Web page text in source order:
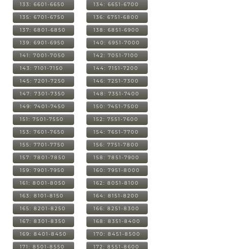
133: 6601-6650 134: 6651-6700
135: 6701-6750 136: 6751-6800
137: 6801-6850 138: 6851-6900
139: 6901-6950 140: 6951-7000
141: 7001-7050 142: 7051-7100
143: 7101-7150 144: 7151-7200
145: 7201-7250 146: 7251-7300
147: 7301-7350 148: 7351-7400
149: 7401-7450 150: 7451-7500
151: 7501-7550 152: 7551-7600
153: 7601-7650 154: 7651-7700
155: 7701-7750 156: 7751-7800
157: 7801-7850 158: 7851-7900
159: 7901-7950 160: 7951-8000
161: 8001-8050 162: 8051-8100
163: 8101-8150 164: 8151-8200
165: 8201-8250 166: 8251-8300
167: 8301-8350 168: 8351-8400
169: 8401-8450 170: 8451-8500
171: 8501-8550 172: 8551-8600